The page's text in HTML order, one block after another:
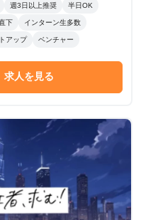
週3日以上推奨 半日OK
下 インターン生多数
アップ ベンチャー
求人を見る